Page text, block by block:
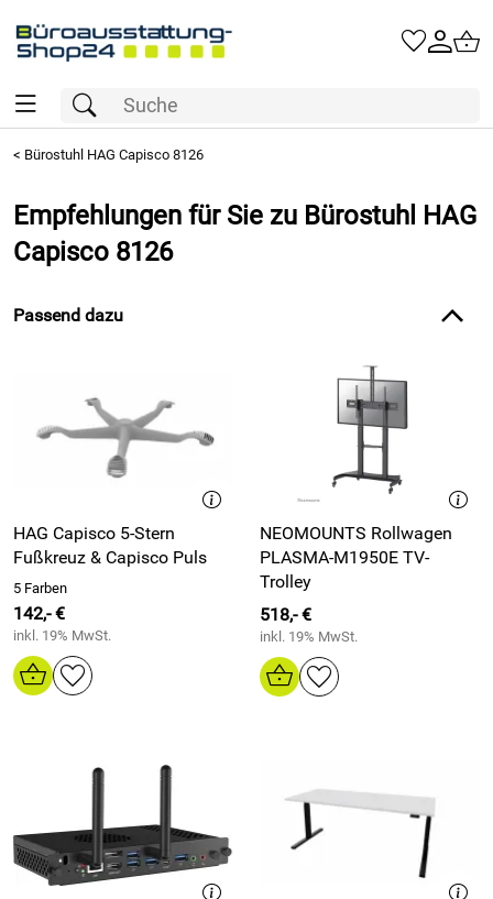
< Bürostuhl HAG Capisco 8126
Empfehlungen für Sie zu Bürostuhl HAG
Capisco 8126
Passend dazu
HAG Capisco 5-Stern
Fußkreuz & Capisco Puls
5 Farben
142,- €
inkl. 19% MwSt.
NEOMOUNTS Rollwagen
PLASMA-M1950E TV-
Trolley
518,- €
inkl. 19% MwSt.